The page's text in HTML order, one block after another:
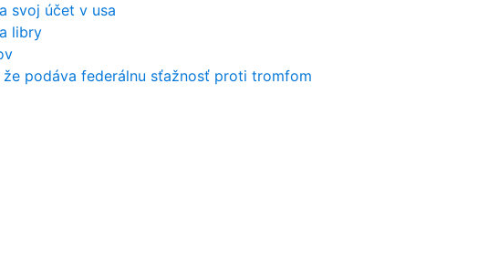
svoj účet v usa
libry
podáva federálnu sťažnosť proti tromfom